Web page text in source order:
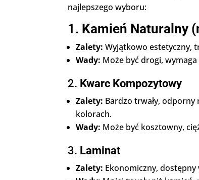
najlepszego wyboru:
1. Kamień Naturalny
Zalety: Wyjątkowo estetyczny,
Wady: Może być drogi,
2. Kwarc Kompozytowy
Zalety: Bardzo trwały, odporny
kolorach.
Wady: Może być kosztowny,
3. Laminat
Zalety: Ekonomiczny,